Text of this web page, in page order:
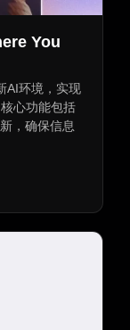
You
AI环境，实现
心功能包括
，确保信息